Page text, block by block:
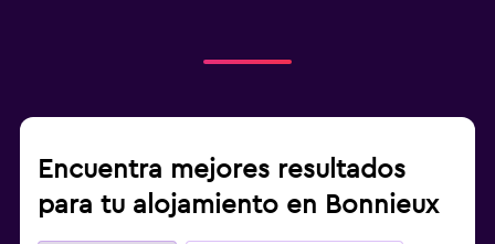
Encuentra mejores resultados
para tu alojamiento en Bonnieux